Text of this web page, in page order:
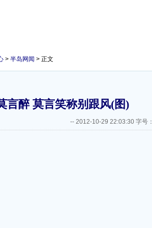
> 半岛网闻 > 正文
言醉 莫言笑称别跟风(图)
-- 2012-10-29 22:03:30 字号：